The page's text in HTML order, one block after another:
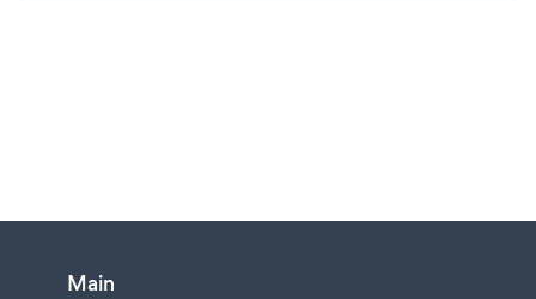
Main